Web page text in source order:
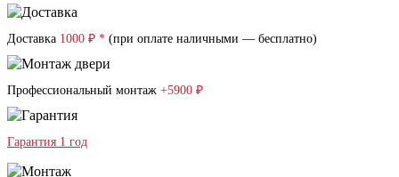
Доставка 1000 ₽ * (при оплате наличными — бесплатно)
Профессиональный монтаж +5900 ₽
Гарантия 1 год